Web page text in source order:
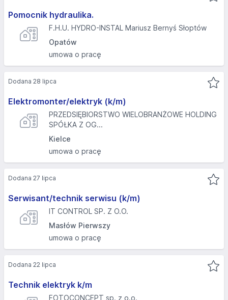
Pomocnik hydraulika.
F.H.U. HYDRO-INSTAL Mariusz Bernyś Słoptów
Opatów
umowa o pracę
Elektromonter/elektryk (k/m)
PRZEDSIĘBIORSTWO WIELOBRANŻOWE HOLDING
SPÓŁKA Z OG...
Kielce
umowa o pracę
Dodana 28 lipca
Serwisant/technik serwisu (k/m)
IT CONTROL SP. Z O.O.
Masłów Pierwszy
umowa o pracę
Dodana 27 lipca
Technik elektryk k/m
FOTOCONCEPT sp. z o.o.
Dodana 22 lipca